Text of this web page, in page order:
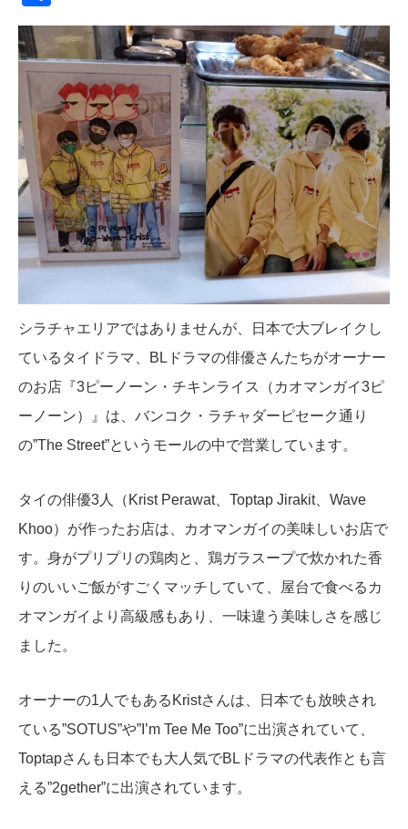
有
シラチャエリアではありませんが、日本で大ブレイクし
ているタイドラマ、BLドラマの俳優さんたちがオーナー
のお店『3ピーノーン・チキンライス（カオマンガイ3ピ
ーノーン）』は、バンコク・ラチャダーピセーク通り
の”The Street”というモールの中で営業しています。
タイの俳優3人（Krist Perawat、Toptap Jirakit、Wave
Khoo）が作ったお店は、カオマンガイの美味しいお店で
す。身がプリプリの鶏肉と、鶏ガラスープで炊かれた香
りのいいご飯がすごくマッチしていて、屋台で食べるカ
オマンガイより高級感もあり、一味違う美味しさを感じ
ました。
オーナーの1人でもあるKristさんは、日本でも放映され
ている”SOTUS”や”I’m Tee Me Too”に出演されていて、
Toptapさんも日本でも大人気でBLドラマの代表作とも言
える”2gether”に出演されています。